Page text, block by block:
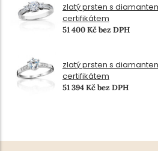
zlatý prsten s
certifikátem
51 400 Kč bez DPH
zlatý prsten s
certifikátem
51 394 Kč bez DPH